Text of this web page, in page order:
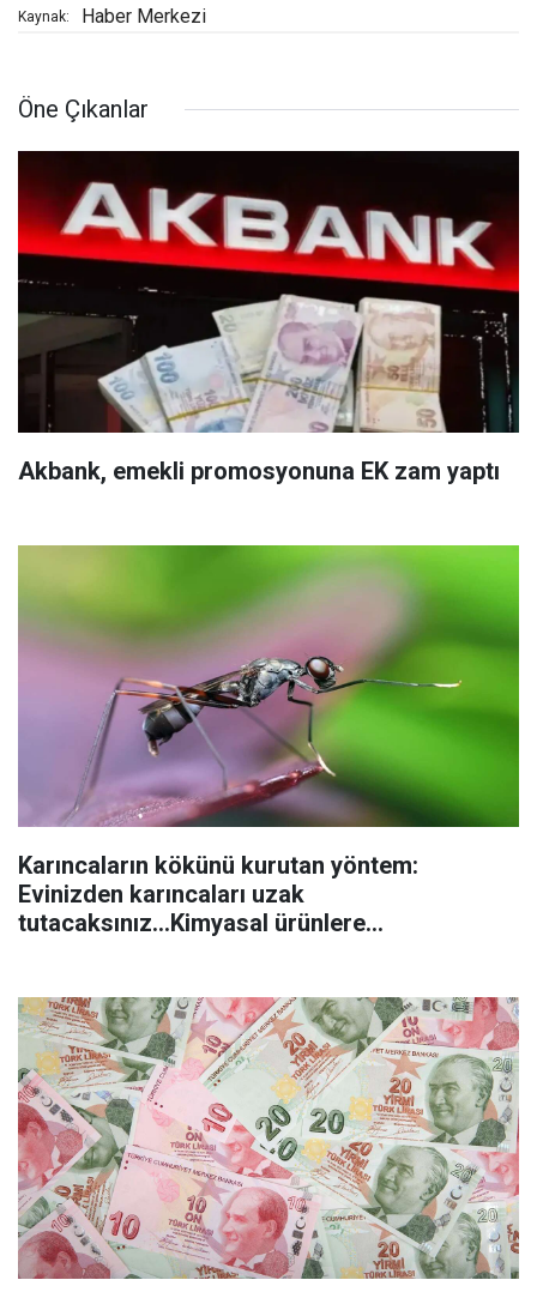
Kaynak: Haber Merkezi
Öne Çıkanlar
Akbank, emekli promosyonuna EK zam yaptı
Karıncaların kökünü kurutan yöntem:
Evinizden karıncaları uzak
tutacaksınız...Kimyasal ürünlere